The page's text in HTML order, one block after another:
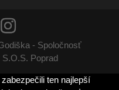
- Spoločnosť
Poprad
ten najlepší